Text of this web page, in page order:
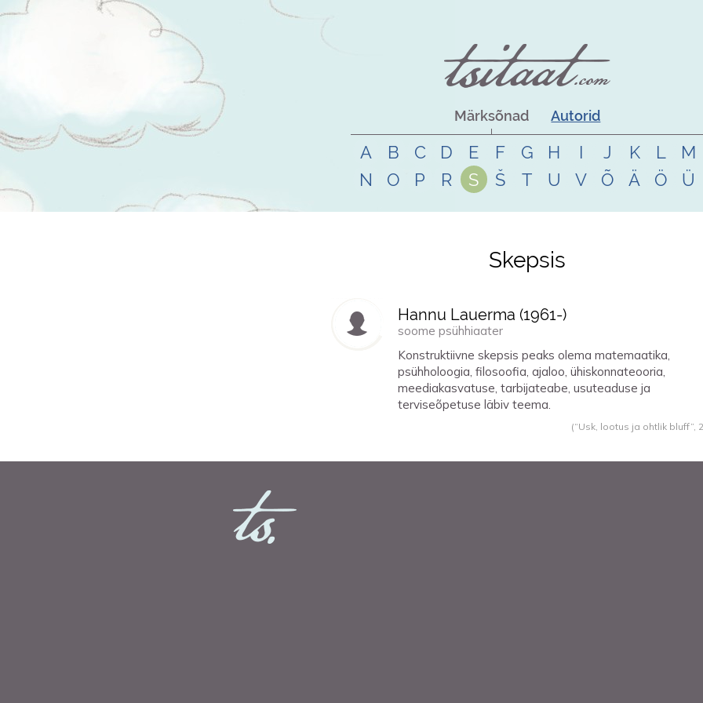
Märksõnad Autorid
A B C D E F G H I J K L
M
N
O P R S Š T U V Õ Ä Ö Ü
Skepsis
Hannu Lauerma (1961-)
soome psühhiaater
Konstruktiivne skepsis peaks olema matemaatika,
psühholoogia, filosoofia, ajaloo, ühiskonnateooria,
meediakasvatuse, tarbijateabe, usuteaduse ja
terviseõpetuse läbiv teema.
(“Usk, lootus ja ohtlik bluff”,